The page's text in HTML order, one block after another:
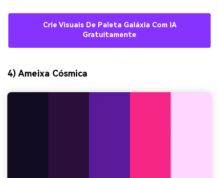
Crie Visuais De Paleta Galáxia Com IA
Gratuitamente
4) Ameixa Cósmica